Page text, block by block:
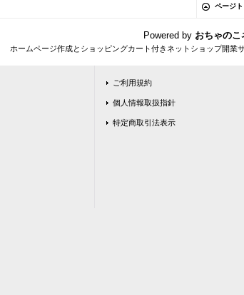
ページ
Powered by おちゃのこ
ホームページ作成とショッピングカート付きネットショップ開業
ご利用規約
個人情報取扱指針
特定商取引法表示